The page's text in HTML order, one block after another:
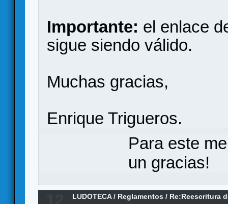
Importante: el enlace
sigue siendo válido.
Muchas gracias,
Enrique Trigueros.
Para este
un gracias!
LUDOTECA/ Reglamentos / Re:Reescritura